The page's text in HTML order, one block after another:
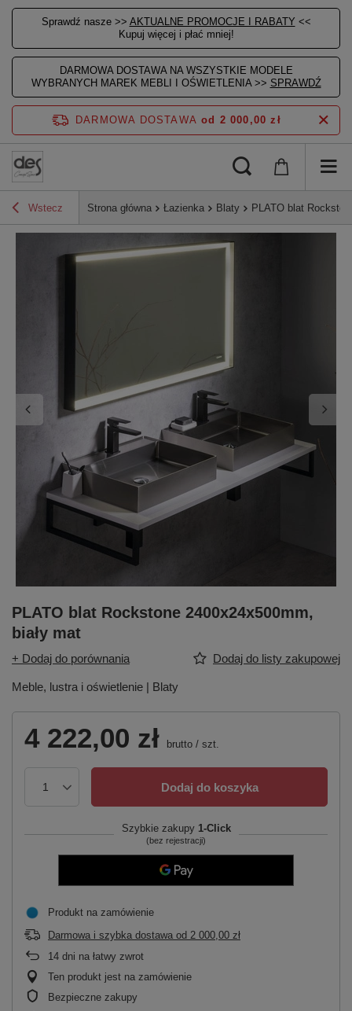
Sprawdź nasze >> AKTUALNE PROMOCJE I RABATY <<
Kupuj więcej i płać mniej!
DARMOWA DOSTAWA NA WSZYSTKIE MODELE
WYBRANYCH MAREK MEBLI I OŚWIETLENIA >> SPRAWDŹ
DARMOWA DOSTAWA od 2 000,00 zł
Wstecz Strona główna Łazienka Blaty PLATO blat
PLATO blat Rockstone 2400x24x500mm,
biały mat
+ Dodaj do porównania Dodaj do listy zakupowej
Meble, lustra i oświetlenie | Blaty
4 222,00 zł brutto / szt.
Dodaj do koszyka
Szybkie zakupy 1-Click
(bez rejestracji)
Produkt na zamówienie
Darmowa i szybka dostawa od 2 000,00 zł
14 dni na łatwy zwrot
Ten produkt jest na zamówienie
Bezpieczne zakupy